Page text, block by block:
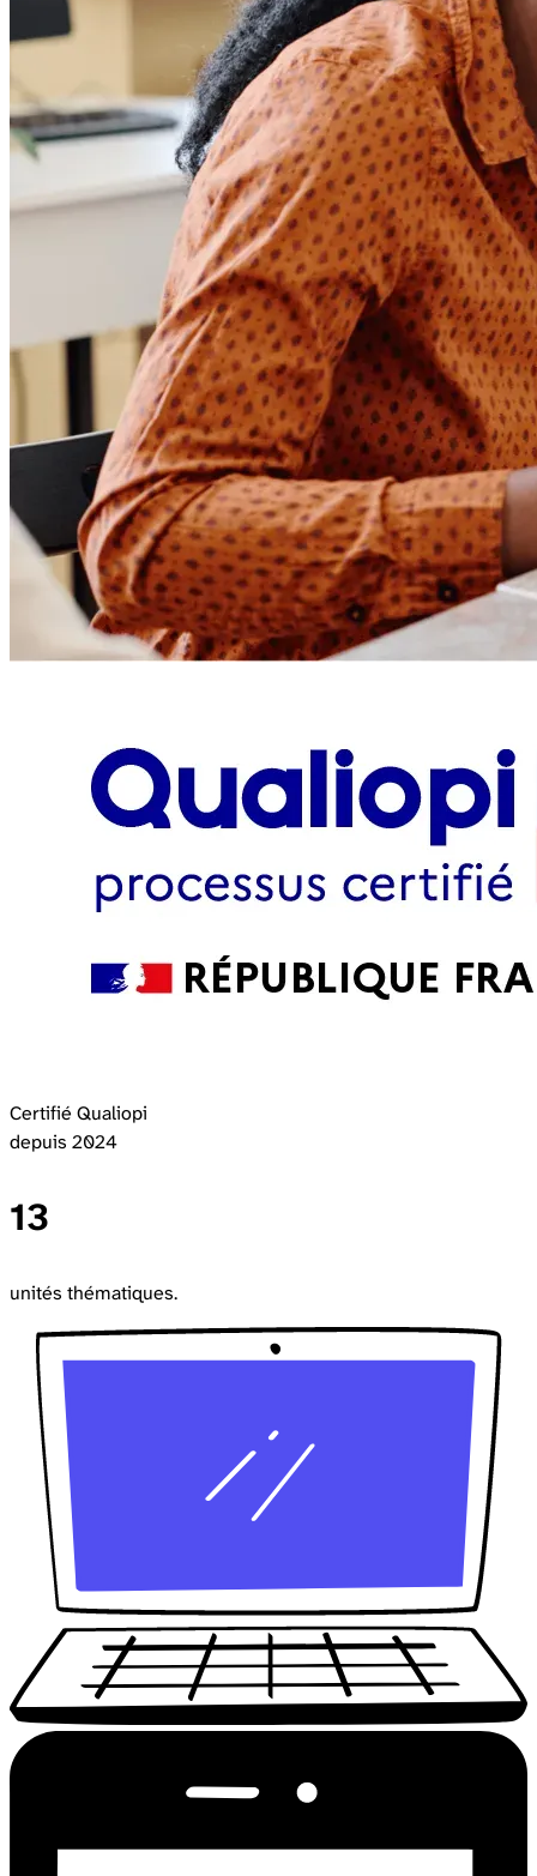
Certifié Qualiopi
depuis 2024
13
unités thématiques.